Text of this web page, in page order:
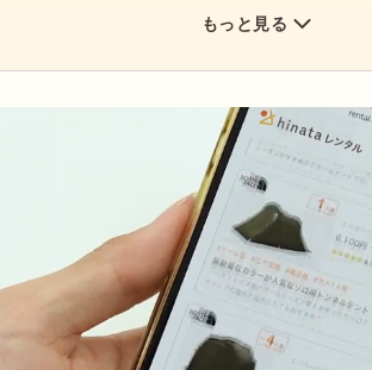
年からフリーの編集ライターとして雑誌や
もっと見る